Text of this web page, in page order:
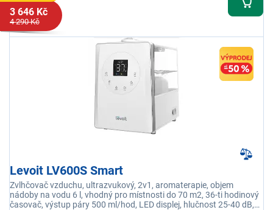
3 646 Kč
4 290 Kč
Levoit LV600S Smart
Zvlhčovač vzduchu, ultrazvukový, 2v1, aromaterapie, objem
nádoby na vodu 6 l, vhodný pro místnosti do 70 m2, 36-ti hodinový
časovač, výstup páry 500 ml/hod, LED displej, hlučnost 25-40 dB,